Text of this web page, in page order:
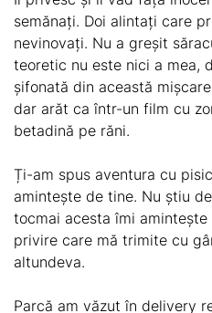
semănați. Doi alintați care
nevinovați. Nu a greșit
teoretic nu este nici a mea,
șifonată din această
dar arăt ca într-un film cu
betadină pe răni.
Ți-am spus aventura cu
amintește de tine. Nu știu
tocmai acesta îmi
privire care mă trimite cu
altundeva.
Parcă am văzut în delivery